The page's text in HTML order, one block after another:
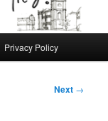
Privacy Policy
Next →